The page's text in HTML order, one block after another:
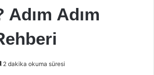
Adım Adım
2 dakika okuma süresi